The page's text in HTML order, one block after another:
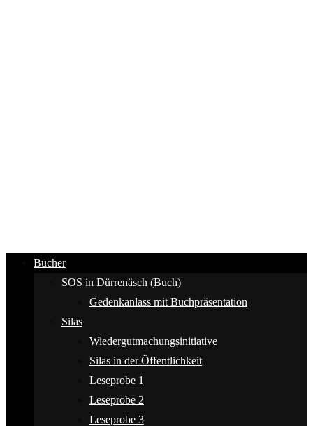
Bücher
SOS in Dürrenäsch (Buch)
Gedenkanlass mit Buchpräsentation
Silas
Wiedergutmachungsinitiative
Silas in der Öffentlichkeit
Leseprobe 1
Leseprobe 2
Leseprobe 3